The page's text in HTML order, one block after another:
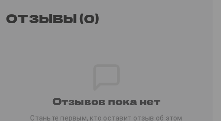
ОТЗЫВЫ (0)
Отзывов пока нет
Станьте первым, кто оставит отзыв об этом